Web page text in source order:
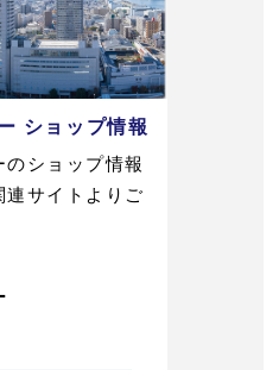
ショップ情報
のショップ情報
連サイトよりご